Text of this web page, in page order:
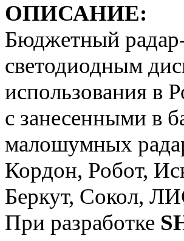
ОПИСАНИЕ:
Бюджетный
светодиодным
использования в
с занесенными в
малошумных
Кордон, Робот,
Беркут, Сокол,
При разработке